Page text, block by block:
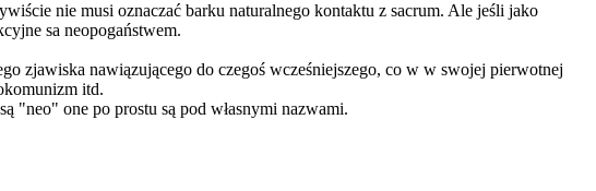
nie musi oznaczać barku naturalnego kontaktu z sacrum. Ale jeśli jako
sa neopogaństwem.
zjawiska nawiązującego do czegoś wcześniejszego, co w w swojej pierwotnej
itd.
"neo" one po prostu są pod własnymi nazwami.